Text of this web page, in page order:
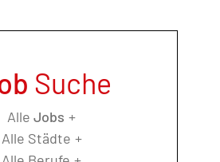
Suche
Alle Jobs
Alle Städte